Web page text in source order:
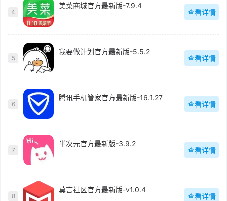
4
美菜商城官方最新版-7.9.4
查看详情
5
我要做计划官方最新版-5.5.2
查看详情
6
腾讯手机管家官方最新版-16.1.27
查看详情
7
半次元官方最新版-3.9.2
查看详情
8
莫言社区官方最新版-v1.0.4
查看详情